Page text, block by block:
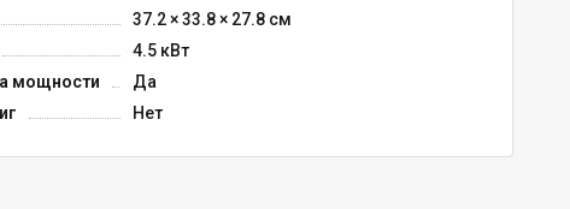
37.2 × 33.8 × 27.8 см
4.5 кВт
мощности
Да
Нет